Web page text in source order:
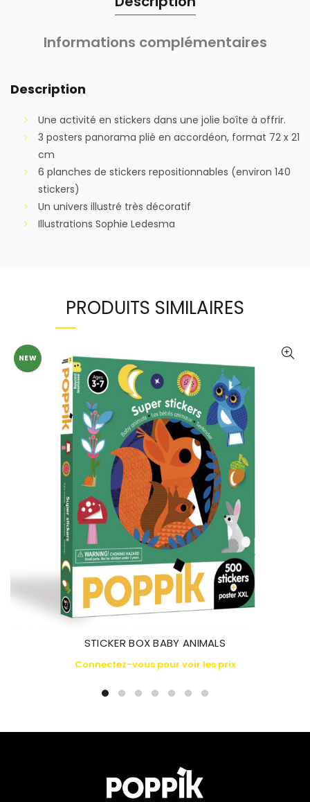
Informations complémentaires
Description
Une activité en stickers dans une jolie boîte à offrir.
3 posters panorama plié en accordéon, format 72 x 21
cm
6 planches de stickers repositionnables (environ 140
stickers)
Un univers illustré très décoratif
Illustrations Sophie Ledesma
PRODUITS SIMILAIRES
NEW
STICKER BOX BABY ANIMALS
Connectez-vous pour voir les prix